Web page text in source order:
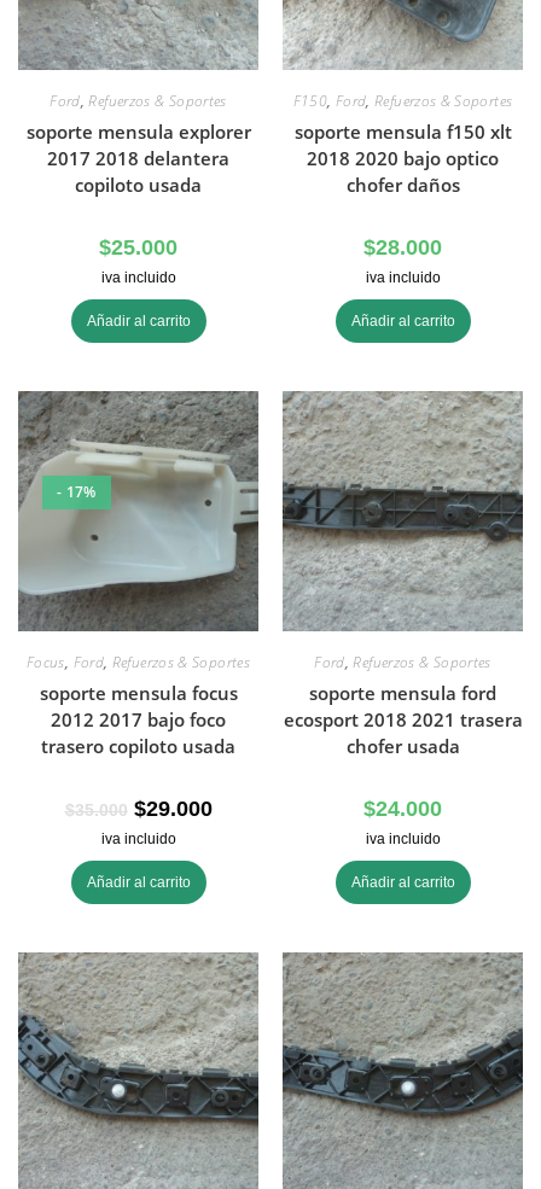
Ford,Refuerzos & Soportes
soporte mensula explorer
2017 2018 delantera
copiloto usada
$25.000
iva incluido
Añadir al carrito
F150, Ford,Refuerzos & Soportes
soporte mensula f150 xlt
2018 2020 bajo optico
chofer daños
$28.000
iva incluido
Añadir al carrito
- 17%
Focus, Ford, Refuerzos & Soportes
soporte mensula focus
2012 2017 bajo foco
trasero copiloto usada
$35.000 $29.000
iva incluido
Añadir al carrito
Ford,Refuerzos & Soportes
soporte mensula ford
ecosport 2018 2021 trasera
chofer usada
$24.000
iva incluido
Añadir al carrito